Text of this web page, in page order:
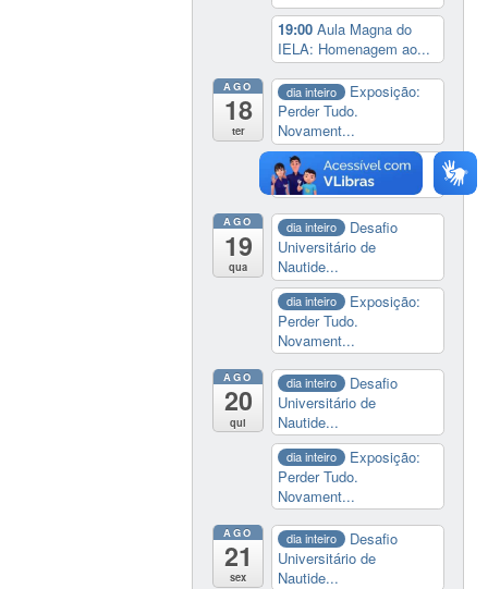
19:00Aula Magna do
IELA: Homenagem ao...
AGO
18
ter
dia inteiro
Exposição:
Perder Tudo.
Novament...
14:00 Soberania
tecnológica e digital
AGO
19
qua
dia inteiro
Desafio
Universitário de
Nautide...
dia inteiro
Exposição:
Perder Tudo.
Novament...
AGO
20
qui
dia inteiro
Desafio
Universitário de
Nautide...
dia inteiro
Exposição:
Perder Tudo.
Novament...
AGO
21
sex
dia inteiro
Desafio
Universitário de
Nautide...